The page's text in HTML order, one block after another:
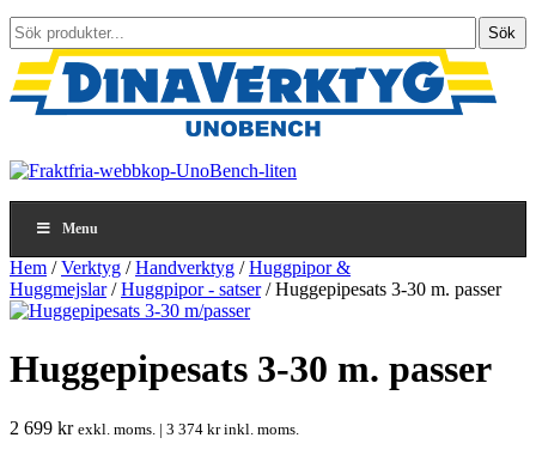
Sök
produkter...
Sök
Menu
Hem /Verktyg /Handverktyg /Huggpipor &
Huggmejslar/Huggpipor - satser/ Huggepipesats 3-30 m. passer
Huggepipesats 3-30 m. passer
2 699 kr exkl. moms. | 3 374 krinkl. moms.